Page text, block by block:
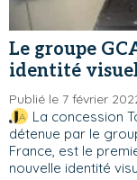
Le groupe
identité
Publié le 7 février
La concession
détenue par le
France, est le
nouvelle identité